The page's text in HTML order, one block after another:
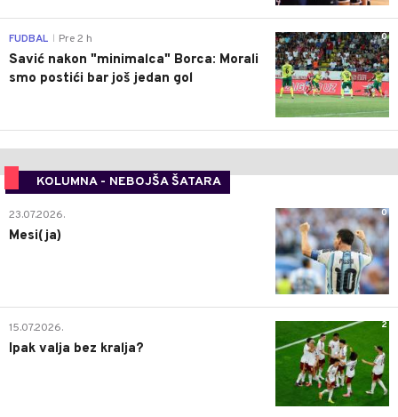
0
FUDBAL Pre 2 h
Savić nakon "minimalca" Borca: Morali
smo postići bar još jedan gol
KOLUMNA - NEBOJŠA ŠATARA
0
23.07.2026.
Mesi(ja)
2
15.07.2026.
Ipak valja bez kralja?